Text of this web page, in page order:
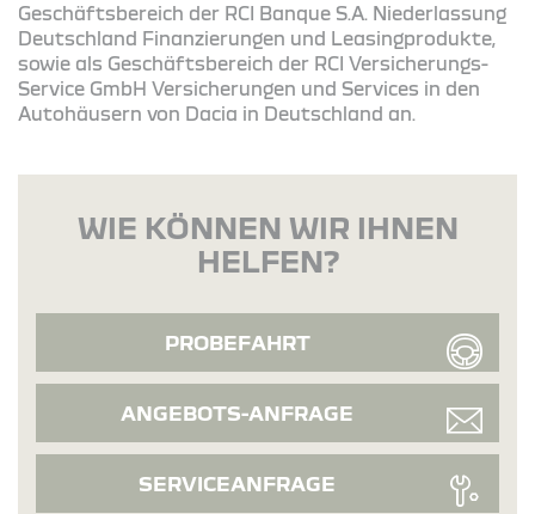
Geschäftsbereich der RCI Banque S.A. Niederlassung
Deutschland Finanzierungen und Leasingprodukte,
sowie als Geschäftsbereich der RCI Versicherungs-
Service GmbH Versicherungen und Services in den
Autohäusern von Dacia in Deutschland an.
WIE KÖNNEN WIR IHNEN
HELFEN?
PROBEFAHRT
ANGEBOTS-ANFRAGE
SERVICEANFRAGE